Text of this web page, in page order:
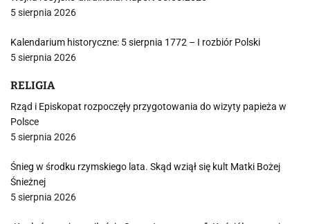
5 sierpnia 2026
Kalendarium historyczne: 5 sierpnia 1772 – I rozbiór Polski
5 sierpnia 2026
RELIGIA
Rząd i Episkopat rozpoczęły przygotowania do wizyty papieża w
Polsce
5 sierpnia 2026
Śnieg w środku rzymskiego lata. Skąd wziął się kult Matki Bożej
Śnieżnej
5 sierpnia 2026